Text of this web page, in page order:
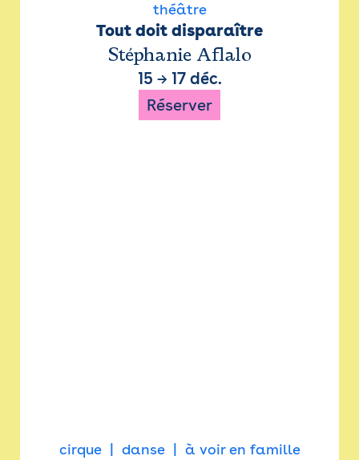
théâtre
Tout doit disparaître
Stéphanie Aflalo
15 → 17 déc.
Réserver
cirque danse à voir en famille